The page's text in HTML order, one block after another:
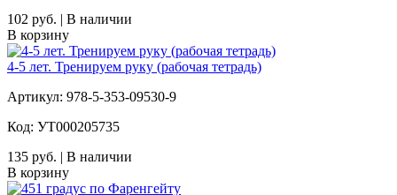
102 руб. | В наличии
В корзину
4-5 лет. Тренируем руку (рабочая тетрадь)
Артикул: 978-5-353-09530-9
Код: УТ000205735
135 руб. | В наличии
В корзину